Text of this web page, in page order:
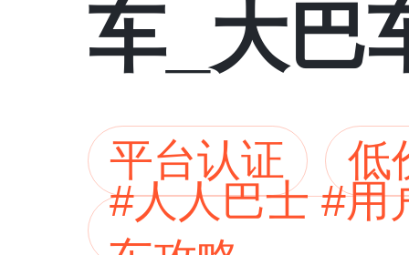
车_大巴
全
平台认证
低
#人人巴士 #用